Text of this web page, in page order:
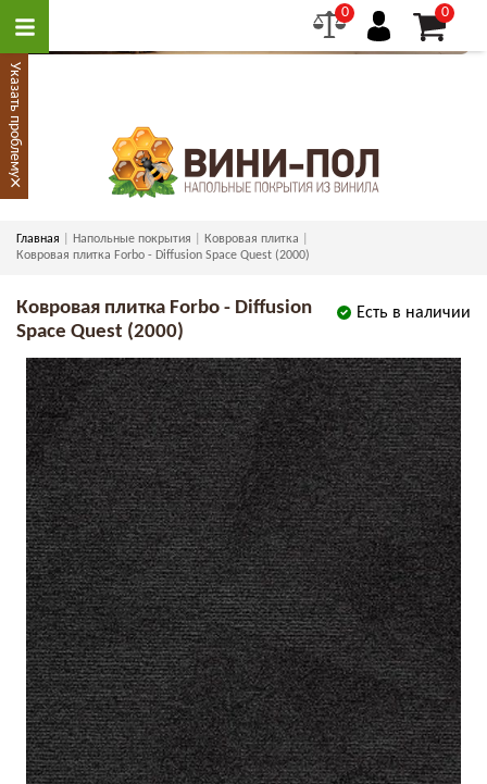
0 0
Главная Напольные покрытия
Ковровая плитка
Ковровая плитка Forbo - Diffusion Space Quest (2000)
Есть в наличии
Ковровая плитка Forbo - Diffusion
Space Quest (2000)
Указать проблему
×